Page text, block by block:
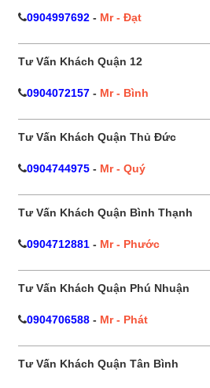
0904997692 - Mr - Đạt
Tư Vấn Khách Quận 12
0904072157 - Mr - Bình
Tư Vấn Khách Quận Thủ Đức
0904744975 - Mr - Quý
Tư Vấn Khách Quận Bình Thạnh
0904712881 - Mr - Phước
Tư Vấn Khách Quận Phú Nhuận
0904706588 - Mr - Phát
Tư Vấn Khách Quận Tân Bình